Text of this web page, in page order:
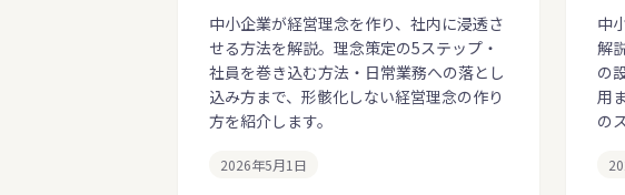
中小企業が経営理念を作り、社内に浸透さ
せる方法を解説。理念策定の5ステップ・
社員を巻き込む方法・日常業務への落とし
込み方まで、形骸化しない経営理念の作り
方を紹介します。
2026年5月1日
中
解
の
用
の